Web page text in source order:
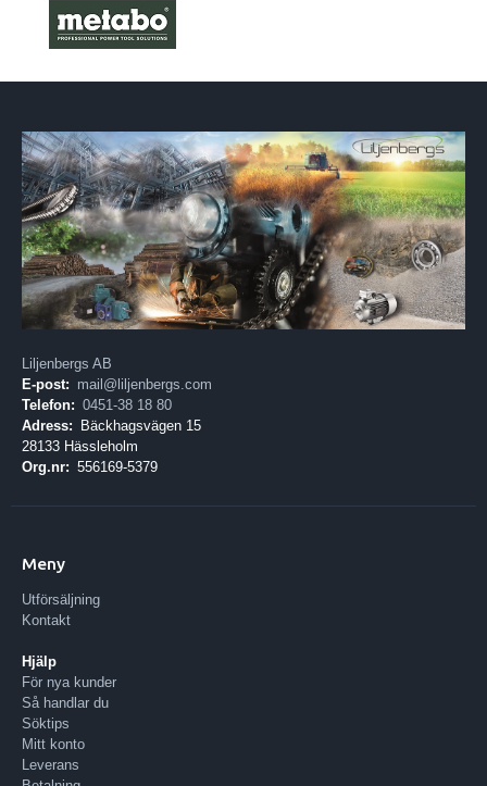
Liljenbergs AB
E-post: mail@liljenbergs.com
Telefon: 0451-38 18 80
Adress:
Bäckhagsvägen 15
28133 Hässleholm
Org.nr: 556169-5379
Meny
Utförsäljning
Kontakt
Hjälp
För nya kunder
Så handlar du
Söktips
Mitt konto
Leverans